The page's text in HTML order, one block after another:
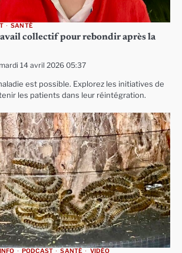
SANTÉ
collectif pour rebondir après la
mardi 14 avril 2026 05:37
est possible. Explorez les initiatives de
les patients dans leur réintégration.
PODCAST SANTÉ VIDÉO